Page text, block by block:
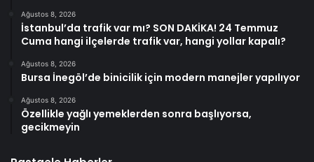
Ağustos 8, 2026
İstanbul’da trafik var mı? SON DAKİKA! 24 Temmuz
Cuma hangi ilçelerde trafik var, hangi yollar kapalı?
Ağustos 8, 2026
Bursa İnegöl’de binicilik için modern manejler yapılıyor
Ağustos 8, 2026
Özellikle yağlı yemeklerden sonra başlıyorsa,
gecikmeyin